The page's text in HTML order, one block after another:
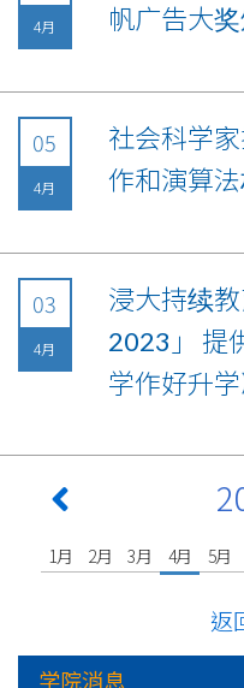
4月
帆广告大
05
4月
社会科学
作和演算
03
4月
浸大持续
2023」 提
学作好升
1月 2月 3月 4月 5月
返
学院消息